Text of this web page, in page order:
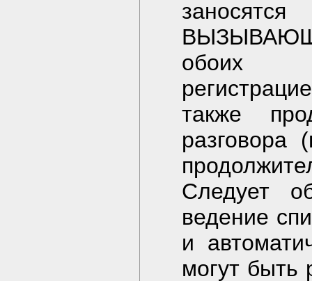
обоих
также
разговора
Следует
ведение
и
могут быть